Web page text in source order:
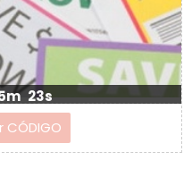
22s